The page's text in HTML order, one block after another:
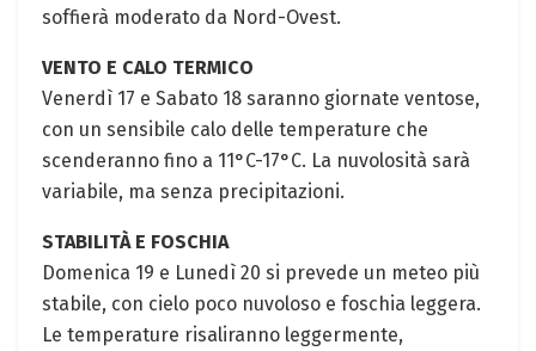
soffierà‌ moderato da Nord-Ovest.
VENTO E CALO TERMICO
Venerdì 17 e⁣ Sabato 18 saranno giornate ventose,
con un sensibile calo delle‍ temperature che
scenderanno‍ fino ⁤a 11°C-17°C. La ​nuvolosità ⁢sarà
variabile, ma senza‍ precipitazioni.
STABILITÀ E FOSCHIA
Domenica 19 e ⁤Lunedì ⁣20 si prevede un meteo più
⁢stabile, con cielo poco nuvoloso e foschia ⁤leggera.
Le temperature​ risaliranno leggermente,